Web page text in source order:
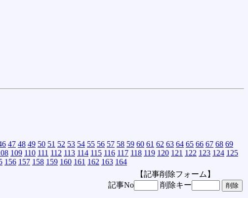
47 48 49 50 51 52 53 54 55 56 57 58 59 60 61 62 63 64 65 66 67 68 69
109 110 111 112 113 114 115 116 117 118 119 120 121 122 123 124 125
156 157 158 159 160 161 162 163 164
【記事削除フォーム】
記事No
削除キー